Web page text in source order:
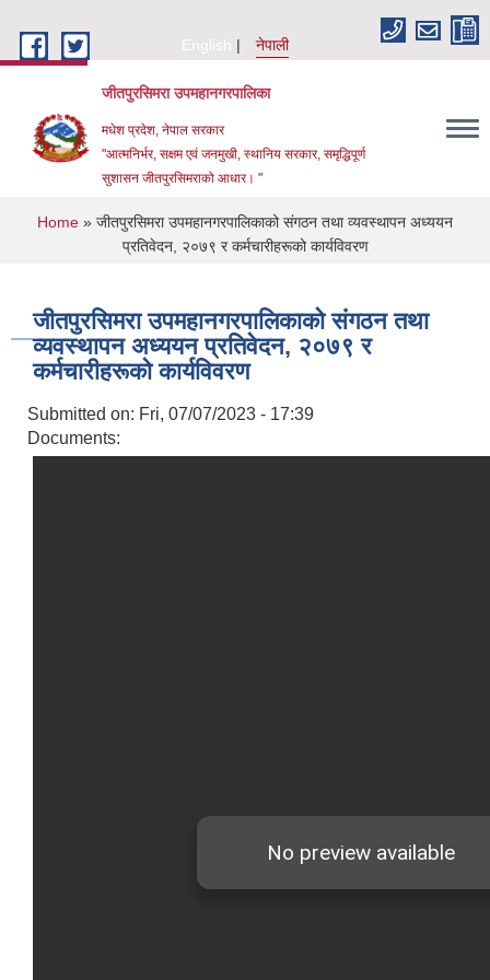
English
नेपाली
जीतपुरसिमरा उपमहानगरपालिका
मधेश प्रदेश, नेपाल सरकार
"आत्मनिर्भर, सक्षम एवं जनमुखी, स्थानिय सरकार, समृद्धिपूर्ण
सुशासन जीतपुरसिमराको आधार। "
You are here
Home » जीतपुरसिमरा उपमहानगरपालिकाको संगठन तथा व्यवस्थापन अध्ययन
प्रतिवेदन, २०७९ र कर्मचारीहरूको कार्यविवरण
जीतपुरसिमरा उपमहानगरपालिकाको संगठन तथा
व्यवस्थापन अध्ययन प्रतिवेदन, २०७९ र
कर्मचारीहरूको कार्यविवरण
Submitted on: Fri, 07/07/2023 - 17:39
Documents: